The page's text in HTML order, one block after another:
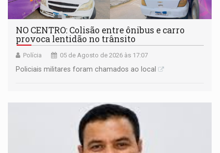
NO CENTRO: Colisão entre ônibus e carro
provoca lentidão no trânsito
Polícia 05 de Agosto de 2026 às 17:07
Policiais militares foram chamados ao local